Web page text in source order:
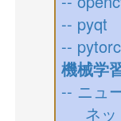
-- pyqt
--
機械学
-- ニュ
ネッ